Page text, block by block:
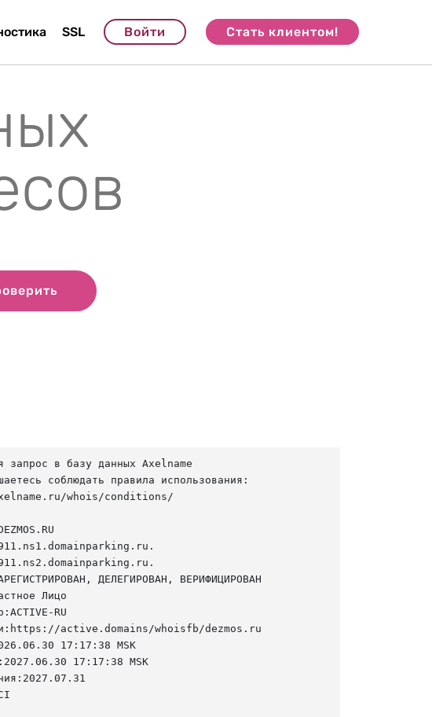
SSL Войти Стать клиентом!
запрос в базу данных Axelname
соблюдать правила использования:
whois/conditions/
ДЕЛЕГИРОВАН, ВЕРИФИЦИРОВАН
Лицо
RU
active.domains/whoisfb/dezmos.ru
17:17:38 MSK
17:17:38 MSK